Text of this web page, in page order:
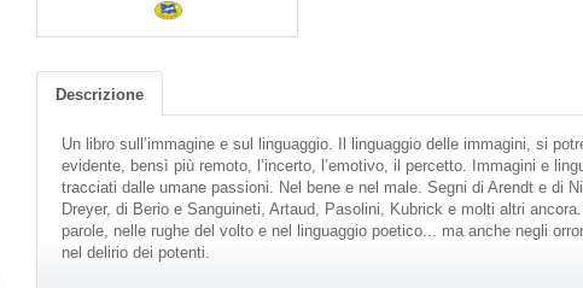
Descrizione
Un libro sull’immagine e sul linguaggio. Il linguaggio delle immagini, si
evidente, bensì più remoto, l’incerto, l’emotivo, il percetto. Immagini e
tracciati dalle umane passioni. Nel bene e nel male. Segni di Arendt e di
Dreyer, di Berio e Sanguineti, Artaud, Pasolini, Kubrick e molti altri
parole, nelle rughe del volto e nel linguaggio poetico... ma anche negli
nel delirio dei potenti.